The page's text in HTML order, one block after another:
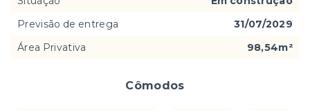
Cômodos
Previsão de entrega
31/07/2029
Área Privativa
98,54m²